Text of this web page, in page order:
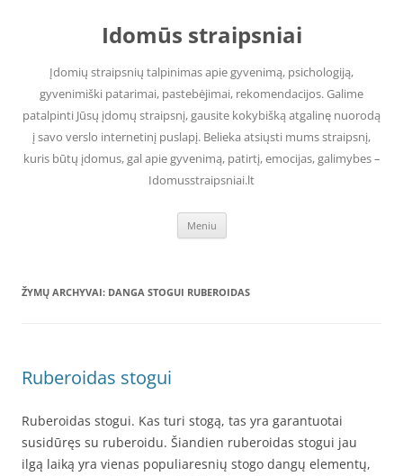
Idomūs straipsniai
Įdomių straipsnių talpinimas apie gyvenimą, psichologiją,
gyvenimiški patarimai, pastebėjimai, rekomendacijos. Galime
patalpinti Jūsų įdomų straipsnį, gausite kokybišką atgalinę nuorodą
į savo verslo internetinį puslapį. Belieka atsiųsti mums straipsnį,
kuris būtų įdomus, gal apie gyvenimą, patirtį, emocijas, galimybes –
Idomusstraipsniai.lt
Meniu
ŽYMŲ ARCHYVAI: DANGA STOGUI RUBEROIDAS
Ruberoidas stogui
Ruberoidas stogui. Kas turi stogą, tas yra garantuotai
susidūręs su ruberoidu. Šiandien ruberoidas stogui jau
ilgą laiką yra vienas populiaresnių stogo dangų elementų,